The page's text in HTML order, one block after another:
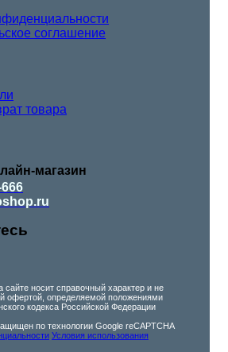
соглашение
товара
магазин
носит справочный характер и не
офертой, определяемой положениями
кодекса Российской Федерации
по технологии Google reCAPTCHA
Условия использования